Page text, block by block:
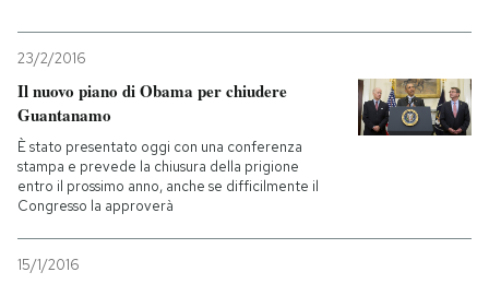
23/2/2016
Il nuovo piano di Obama per chiudere
Guantanamo
È stato presentato oggi con una conferenza
stampa e prevede la chiusura della prigione
entro il prossimo anno, anche se difficilmente il
Congresso la approverà
15/1/2016